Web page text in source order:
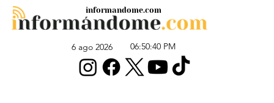
6 ago 2026 06:50:40 PM
informandome.com